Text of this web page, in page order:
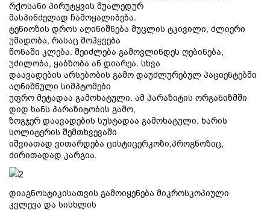
რქოსანი პირუტყვის შუალედურ
მასპინძელად ჩამოყალიბება.
ტენიოზის დროს აღინიშნება მუცლის ტკივილი, ძლიერი
უმადობა, რასაც მოჰყვება
წონაში კლება. შეიძლება გამოვლინდეს ღებინება,
უძილობა, ყაბზობა ან დიარეა. სხვა
დაავადების არსებობის გამო დაუძლურებულ პაციენტებში
აღნიშნული სიმპტომები
უფრო მეტადაა გამოხატული. ამ პარაზიტის ორგანიზმში
დიდ ხანს პარაზიტობის გამო,
ზოგჯერ დაავადების სუსტადაა გამოხატული. ხარის
სოლიტერის შემთხვევაში
იშვიათად ვითარდება ცისტიცერკოზი,პროგნოზიც,
ძირითადად კარგია.
დიაგნოსტიკისათვის გამოიყენება მიკროსკოპიული
კვლევა და სისხლის